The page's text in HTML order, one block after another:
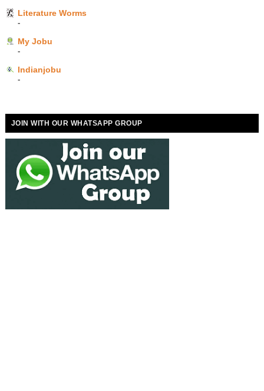
Literature Worms
-
My Jobu
-
Indianjobu
-
JOIN WITH OUR WHATSAPP GROUP